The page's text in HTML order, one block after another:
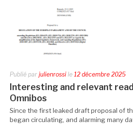
Publié par julienrossi le 12 décembre 2025
Interesting and relevant
Omnibos
Since the first leaked draft proposal of
began circulating, and alarming many